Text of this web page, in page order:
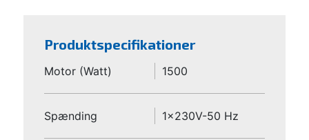
Produktspecifikationer
Motor (Watt) 1500
Spænding 1x230V-50 Hz